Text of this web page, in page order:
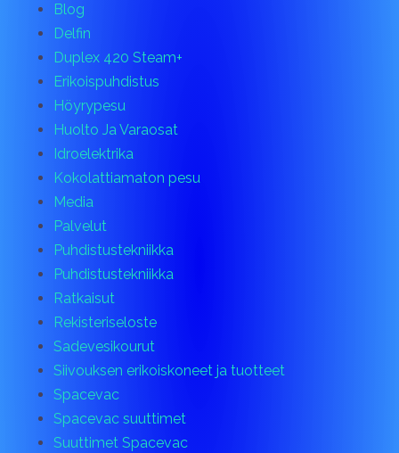
Blog
Delfin
Duplex 420 Steam+
Erikoispuhdistus
Höyrypesu
Huolto Ja Varaosat
Idroelektrika
Kokolattiamaton pesu
Media
Palvelut
Puhdistustekniikka
Puhdistustekniikka
Ratkaisut
Rekisteriseloste
Sadevesikourut
Siivouksen erikoiskoneet ja tuotteet
Spacevac
Spacevac suuttimet
Suuttimet Spacevac